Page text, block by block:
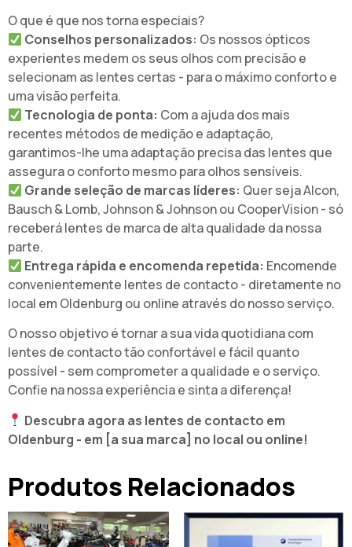
O que é que nos torna especiais?
Conselhos personalizados: Os nossos ópticos
experientes medem os seus olhos com precisão e
selecionam as lentes certas - para o máximo conforto e
uma visão perfeita.
Tecnologia de ponta: Com a ajuda dos mais
recentes métodos de medição e adaptação,
garantimos-lhe uma adaptação precisa das lentes que
assegura o conforto mesmo para olhos sensíveis.
Grande seleção de marcas líderes: Quer seja Alcon,
Bausch & Lomb, Johnson & Johnson ou CooperVision - só
receberá lentes de marca de alta qualidade da nossa
parte.
Entrega rápida e encomenda repetida: Encomende
convenientemente lentes de contacto - diretamente no
local em Oldenburg ou online através do nosso serviço.
O nosso objetivo é tornar a sua vida quotidiana com
lentes de contacto tão confortável e fácil quanto
possível - sem comprometer a qualidade e o serviço.
Confie na nossa experiência e sinta a diferença!
Descubra agora as lentes de contacto em
Oldenburg - em [a sua marca] no local ou online!
Produtos Relacionados